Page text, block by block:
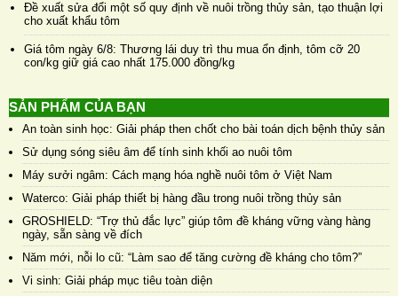
Đề xuất sửa đổi một số quy định về nuôi trồng thủy sản, tạo thuận lợi
cho xuất khẩu tôm
Giá tôm ngày 6/8: Thương lái duy trì thu mua ổn định, tôm cỡ 20
con/kg giữ giá cao nhất 175.000 đồng/kg
SẢN PHẨM CỦA BẠN
An toàn sinh học: Giải pháp then chốt cho bài toán dịch bệnh thủy sản
Sử dụng sóng siêu âm để tính sinh khối ao nuôi tôm
Máy sưởi ngâm: Cách mạng hóa nghề nuôi tôm ở Việt Nam
Waterco: Giải pháp thiết bị hàng đầu trong nuôi trồng thủy sản
GROSHIELD: “Trợ thủ đắc lực” giúp tôm đề kháng vững vàng hàng
ngày, sẵn sàng về đích
Năm mới, nỗi lo cũ: “Làm sao để tăng cường đề kháng cho tôm?”
Vi sinh: Giải pháp mục tiêu toàn diện